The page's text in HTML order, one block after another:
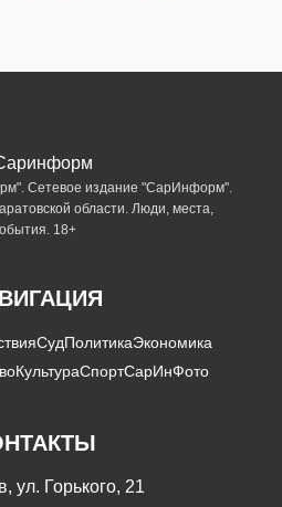
Сетевое издание "СарИнформ".
области. Люди, места,
18+
СудПолитикаЭкономика
КультураСпортСарИнФото
ул. Горького, 21